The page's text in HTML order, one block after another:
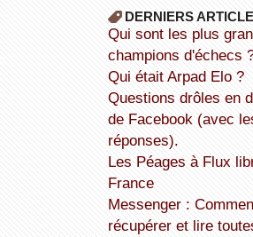
DERNIERS
Qui sont les plus grands
champions d'échecs
Qui était Arpad Elo ?
Questions drôles en direct
de Facebook (avec
réponses).
Les Péages à Flux libre en
France
Messenger : Comment
récupérer et lire